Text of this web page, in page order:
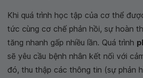
Khi quá trình học tập của cơ thể
tức cùng cơ chế phản hồi, sự hoàn
tăng nhanh gấp nhiều lần. Quá trình
sẽ yêu cầu bệnh nhân kết nối với
đó, thu thập các thông tin (sự phản